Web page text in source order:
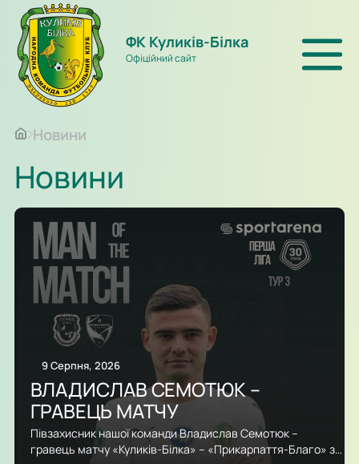
ФК Куликів-Білка
Офіційний сайт
Новини
Новини
9 Серпня, 2026
ВЛАДИСЛАВ СЕМОТЮК –
ГРАВЕЦЬ МАТЧУ
Півзахисник нашої команди Владислав Семотюк –
гравець матчу «Куликів-Білка» – «Прикарпаття-Благо» за